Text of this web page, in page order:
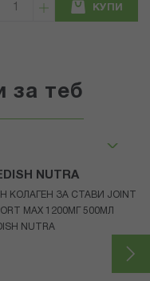
КУПИ
за теб
NUTRA
КОЛАГЕН ЗА СТАВИ JOINT
MAX 1200МГ 500МЛ
NUTRA